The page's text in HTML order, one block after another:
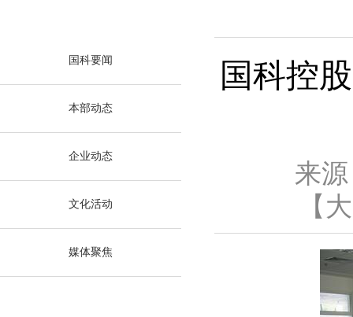
国科要闻
本部动态
企业动态
文化活动
媒体聚焦
国科控
来
【 大